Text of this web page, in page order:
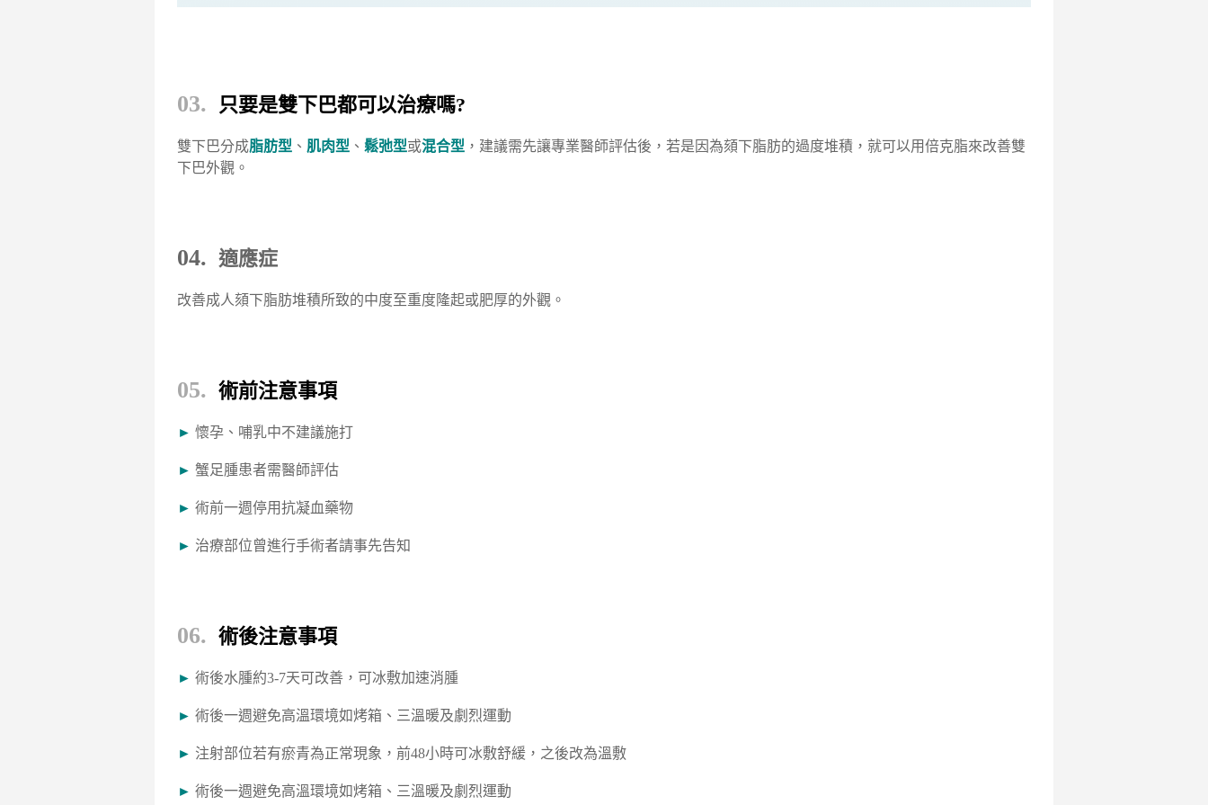
03. 只要是雙下巴都可以治療嗎?
雙下巴分成脂肪型 、 肌肉型 、 鬆弛型或混合型 ，建議需先讓專業醫師評估後，若是因為頦下脂肪的過度堆積，就可以用倍克脂來改善雙
下巴外觀。
04. 適應症
改善成人頦下脂肪堆積所致的中度至重度隆起或肥厚的外觀。
05. 術前注意事項
► 懷孕、哺乳中不建議施打
► 蟹足腫患者需醫師評估
► 術前一週停用抗凝血藥物
► 治療部位曾進行手術者請事先告知
06. 術後注意事項
► 術後水腫約3-7天可改善，可冰敷加速消腫
► 術後一週避免高溫環境如烤箱、三溫暖及劇烈運動
► 注射部位若有瘀青為正常現象，前48小時可冰敷舒緩，之後改為溫敷
► 術後一週避免高溫環境如烤箱、三溫暖及劇烈運動